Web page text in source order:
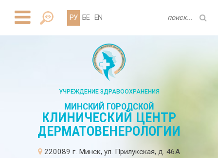
РУ БЕ EN
УЧРЕЖДЕНИЕ ЗДРАВООХРАНЕНИЯ
МИНСКИЙ ГОРОДСКОЙ
КЛИНИЧЕСКИЙ ЦЕНТР
ДЕРМАТОВЕНЕРОЛОГИИ
220089 г. Минск, ул. Прилукская, д. 46А